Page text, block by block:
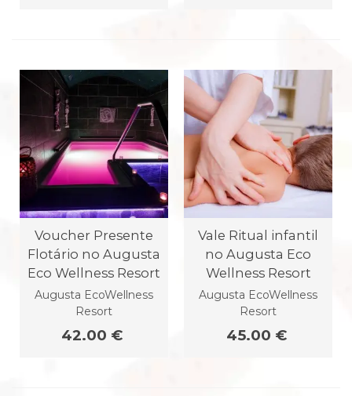
Voucher Presente
Flotário no Augusta
Eco Wellness Resort
Augusta EcoWellness
Resort
42.00 €
Vale Ritual infantil
no Augusta Eco
Wellness Resort
Augusta EcoWellness
Resort
45.00 €